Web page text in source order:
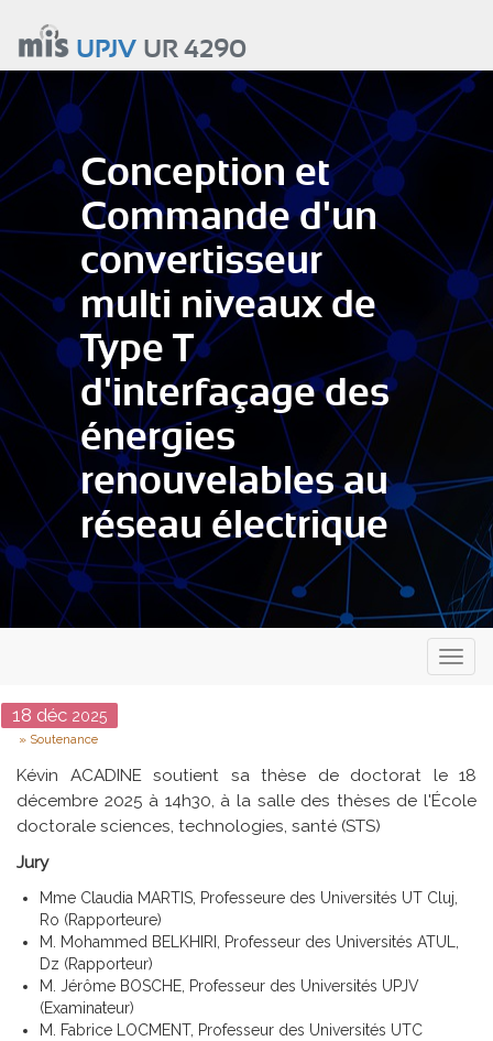
contenu
principal
UPJVUR 4290
Conception et
Commande d'un
convertisseur
multi niveaux de
Type T
d'interfaçage des
énergies
renouvelables au
réseau électrique
Date
18 déc 2025
Type
Soutenance
Kévin ACADINE soutient sa thèse de doctorat le 18
décembre 2025 à 14h30, à la salle des thèses de l'École
doctorale sciences, technologies, santé (STS)
Jury
Mme Claudia MARTIS, Professeure des Universités UT Cluj,
Ro (Rapporteure)
M. Mohammed BELKHIRI, Professeur des Universités ATUL,
Dz (Rapporteur)
M. Jérôme BOSCHE, Professeur des Universités UPJV
(Examinateur)
M. Fabrice LOCMENT, Professeur des Universités UTC